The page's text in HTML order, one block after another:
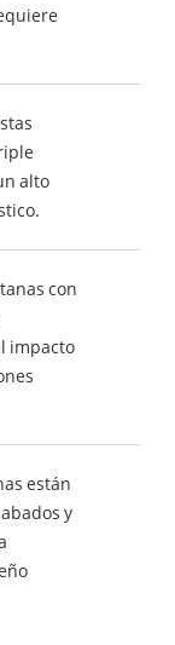
alto
con
impacto
están
y